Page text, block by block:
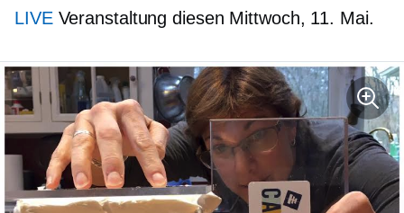
LIVEVeranstaltung diesen Mittwoch, 11. Mai.